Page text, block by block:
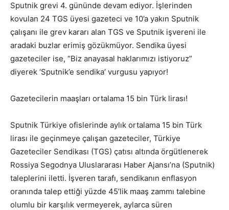
Sputnik grevi 4. gününde devam ediyor. İşlerinden
kovulan 24 TGS üyesi gazeteci ve 10’a yakın Sputnik
çalışanı ile grev kararı alan TGS ve Sputnik işvereni ile
aradaki buzlar erimiş gözükmüyor. Sendika üyesi
gazeteciler ise, “Biz anayasal haklarımızı istiyoruz”
diyerek ‘Sputnik’e sendika’ vurgusu yapıyor!
Gazetecilerin maaşları ortalama 15 bin Türk lirası!
Sputnik Türkiye ofislerinde aylık ortalama 15 bin Türk
lirası ile geçinmeye çalışan gazeteciler, Türkiye
Gazeteciler Sendikası (TGS) çatısı altında örgütlenerek
Rossiya Segodnya Uluslararası Haber Ajansı’na (Sputnik)
taleplerini iletti. İşveren tarafı, sendikanın enflasyon
oranında talep ettiği yüzde 45’lik maaş zammı talebine
olumlu bir karşılık vermeyerek, aylarca süren